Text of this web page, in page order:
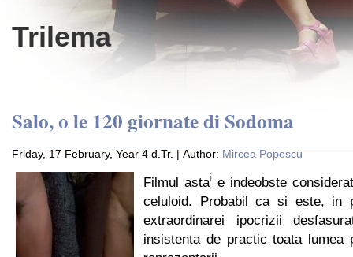
Trilema
Salo, o le 120 giornate di Sodoma
Friday, 17 February, Year 4 d.Tr. | Author: Mircea Popescu
Filmul astai e indeobste
celuloid. Probabil ca si este, in
extraordinarei ipocrizii
insistenta de practic toata lumea